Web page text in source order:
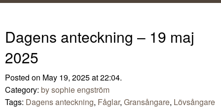
Dagens anteckning – 19 maj
2025
Posted on May 19, 2025 at 22:04.
Category: by sophie engström
Tags: Dagens anteckning, Fåglar, Gransångare, Lövsångare